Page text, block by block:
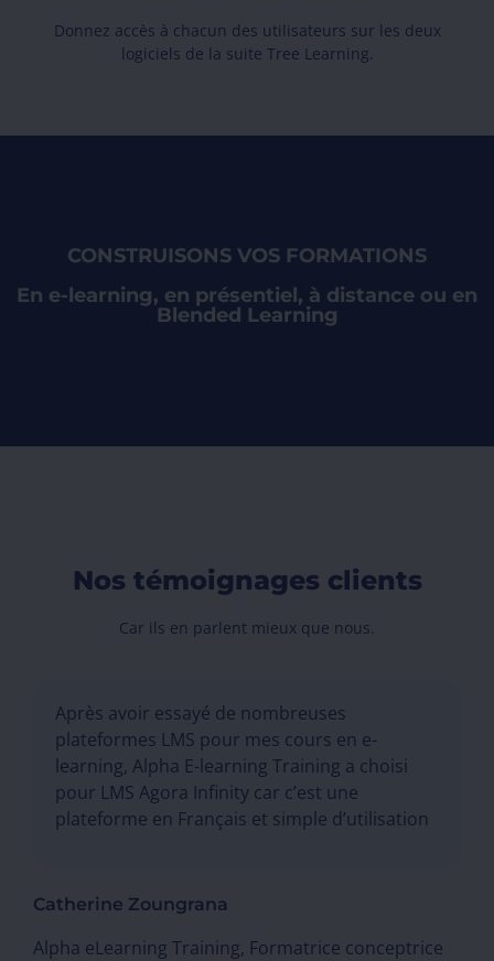
Donnez accès à chacun des utilisateurs sur les deux
logiciels de la suite Tree Learning.
CONSTRUISONS VOS FORMATIONS
En e-learning, en présentiel, à distance ou en
Blended Learning
Nos témoignages clients
Car ils en parlent mieux que nous.
Après avoir essayé de nombreuses
plateformes LMS pour mes cours en e-
learning, Alpha E-learning Training a choisi
pour LMS Agora Infinity car c’est une
plateforme en Français et simple d’utilisation
Catherine Zoungrana
Alpha eLearning Training, Formatrice conceptrice